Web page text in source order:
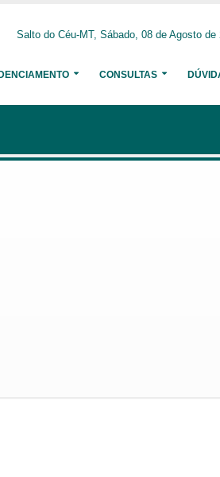
Salto do Céu-MT, Sábado, 08 de Agosto de
CONSULTAS